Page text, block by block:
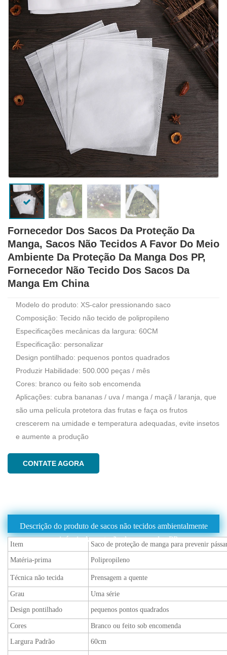
Fornecedor Dos Sacos Da Proteção Da
Manga, Sacos Não Tecidos A Favor Do Meio
Ambiente Da Proteção Da Manga Dos PP,
Fornecedor Não Tecido Dos Sacos Da
Manga Em China
Modelo do produto: XS-calor pressionando saco
Composição: Tecido não tecido de polipropileno
Especificações mecânicas da largura: 60CM
Especificação: personalizar
Design pontilhado: pequenos pontos quadrados
Produzir Habilidade: 500.000 peças / mês
Cores: branco ou feito sob encomenda
Aplicações: cubra bananas / uva / manga / maçã / laranja, que
são uma película protetora das frutas e faça os frutos
crescerem na umidade e temperatura adequadas, evite insetos
e aumente a produção
CONTATE AGORA
Descrição do produto de sacos não tecidos ambientalmente
amigáveis ​​da proteção da manga dos PP
Item Saco de proteção de manga para prevenir
Matéria-prima Polipropileno
Técnica não tecida Prensagem a quente
Grau Uma série
Design pontilhado pequenos pontos quadrados
Cores Branco ou feito sob encomenda
Largura Padrão 60cm